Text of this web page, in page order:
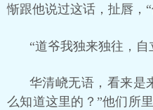
惭跟他说过这话，扯唇，
“道爷我独来独往，自
华清峣无语，看来是
么知道这里的？”他们所